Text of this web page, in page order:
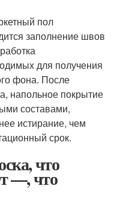
пол
заполнение швов
для получения
фона. После
напольное покрытие
составами,
истирание, чем
срок.
что
—, что